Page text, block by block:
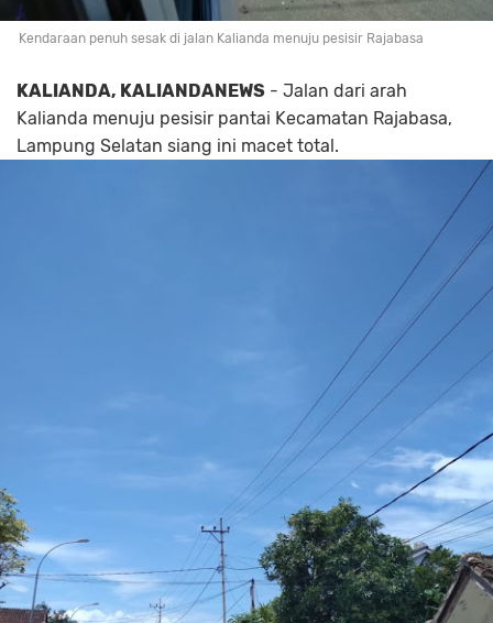
Kendaraan penuh sesak di jalan Kalianda menuju pesisir Rajabasa
KALIANDA, KALIANDANEWS - Jalan dari arah
Kalianda menuju pesisir pantai Kecamatan Rajabasa,
Lampung Selatan siang ini macet total.